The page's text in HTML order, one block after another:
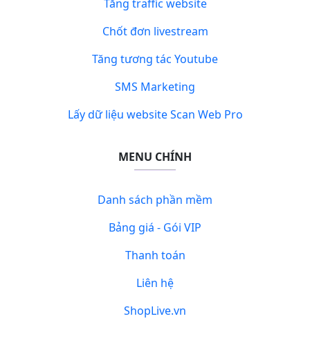
Tăng traffic website
Chốt đơn livestream
Tăng tương tác Youtube
SMS Marketing
Lấy dữ liệu website Scan Web Pro
MENU CHÍNH
Danh sách phần mềm
Bảng giá - Gói VIP
Thanh toán
Liên hệ
ShopLive.vn